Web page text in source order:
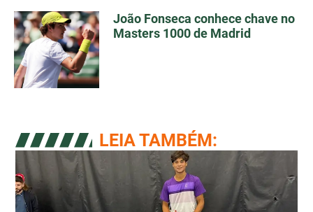
João Fonseca conhece chave no
Masters 1000 de Madrid
LEIA TAMBÉM: